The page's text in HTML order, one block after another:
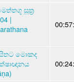
සූත්‍ර
|
මොකද